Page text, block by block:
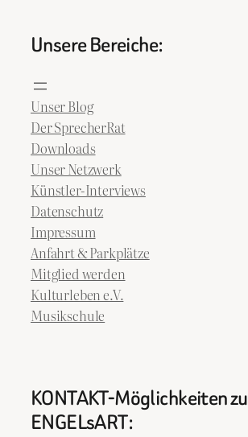
Unsere Bereiche:
Unser Blog
Der SprecherRat
Downloads
Unser Netzwerk
Künstler-Interviews
Datenschutz
Impressum
Anfahrt & Parkplätze
Mitglied werden
Kulturleben e.V.
Musikschule
KONTAKT-Möglichkeiten zu
ENGELsART: